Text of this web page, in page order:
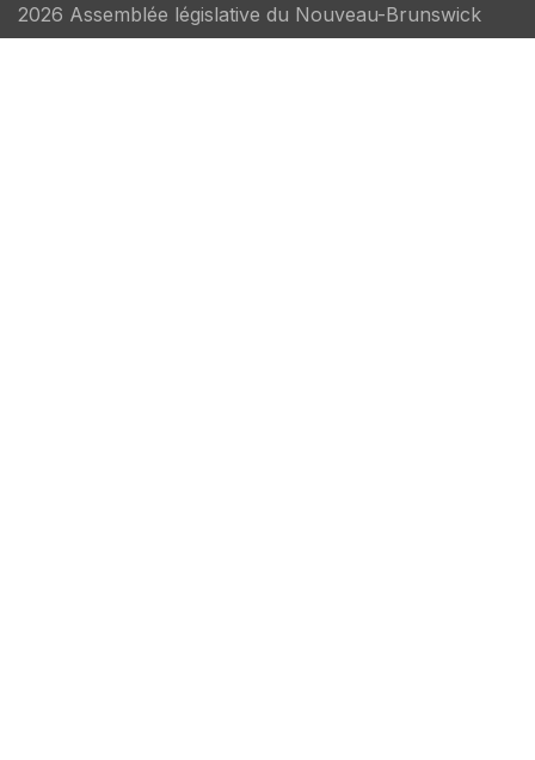
2026 Assemblée législative du Nouveau-Brunswick